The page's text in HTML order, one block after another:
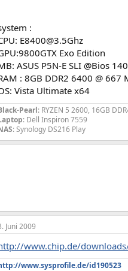
:
E8400@3.5Ghz
Exo Edition
ASUS P5N-E SLI @Bios
: 8GB DDR2 6400 @
Vista Ultimate x64
Pearl: RYZEN 5 2600, 16GB
: Dell Inspiron 7559
: Synology DS216 Play
Juni 2009
www.chip.de/
www.sysprofile.de/id190523